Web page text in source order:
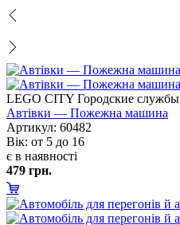
LEGO CITY Городские службы
Автівки — Пожежна машина
Артикул: 60482
ік: от 5 до 16
є в наявності
479 грн.